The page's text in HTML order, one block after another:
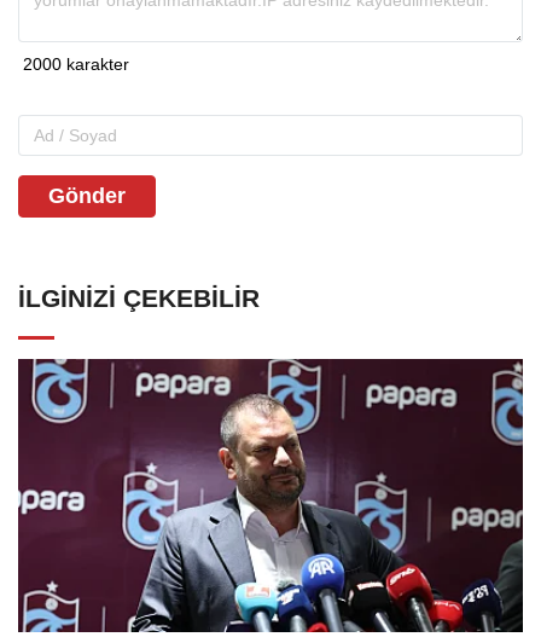
Gönder
İLGINIZI ÇEKEBILIR